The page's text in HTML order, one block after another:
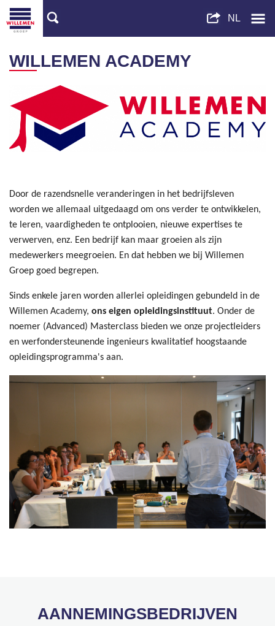
WILLEMEN ACADEMY
Door de razendsnelle veranderingen in het bedrijfsleven
worden we allemaal uitgedaagd om ons verder te ontwikkelen,
te leren, vaardigheden te ontplooien, nieuwe expertises te
verwerven, enz. Een bedrijf kan maar groeien als zijn
medewerkers meegroeien. En dat hebben we bij Willemen
Groep goed begrepen.
Sinds enkele jaren worden allerlei opleidingen gebundeld in de
Willemen Academy, ons eigen opleidingsinstituut. Onder de
noemer (Advanced) Masterclass bieden we onze projectleiders
en werfondersteunende ingenieurs kwalitatief hoogstaande
opleidingsprogramma's aan.
AANNEMINGSBEDRIJVEN